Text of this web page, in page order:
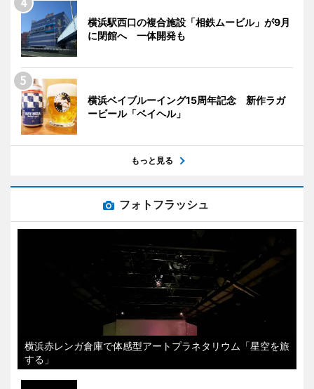
横浜駅西口の複合施設「相鉄ムービル」が9月
に閉館へ 一体開発も
横浜ベイブルーイング15周年記念 新作ラガ
ービール「ベイヘル」
もっと見る
フォトフラッシュ
横浜赤レンガ倉庫で体感型アートプラネタリウム「星空を旅
する」